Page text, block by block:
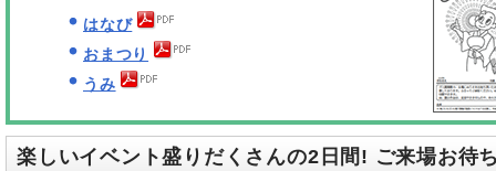
はなび
おまつり
うみ
楽しいイベント盛りだくさんの2日間! ご来場お待